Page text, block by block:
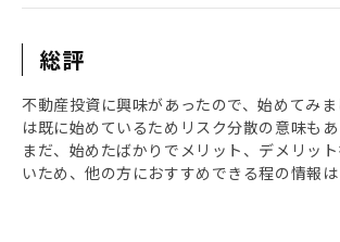
総評
不動産投資に興味があったので、始めてみ
は既に始めているためリスク分散の意味もあ
まだ、始めたばかりでメリット、デメリッ
いため、他の方におすすめできる程の情報は